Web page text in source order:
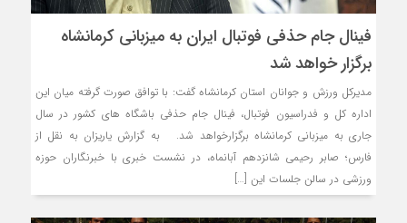
فینال جام حذفی فوتبال ایران به میزبانی کرمانشاه
برگزار خواهد شد
مدیرکل ورزش و جوانان استان کرمانشاه گفت: با توافق صورت گرفته میان این
اداره کل و فدراسیون فوتبال، فینال جام حذفی باشگاه های کشور در سال
جاری به میزبانی کرمانشاه برگزارخواهد شد. به گزارش یاریزان به نقل از
فارس؛ صابر رحیمی شانزدهم آبانماه، در نشست خبری با خبرنگاران حوزه
ورزشی در سالن جلسات این […]